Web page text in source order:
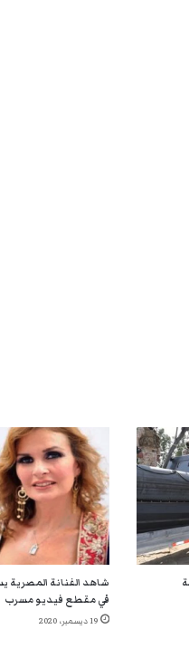
شاهد الفنانة المصرية
في مقطع فيديو مسرب
19 ديسمبر، 2020